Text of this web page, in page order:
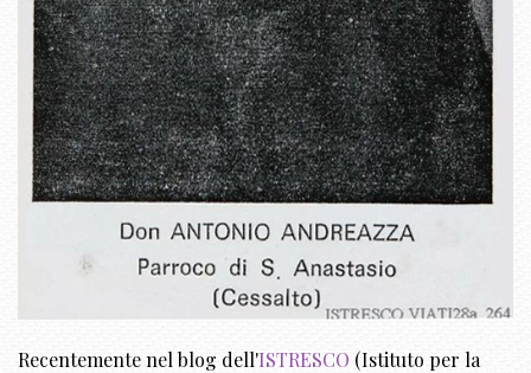
Recentemente nel blog dell'ISTRESCO (Istituto per la